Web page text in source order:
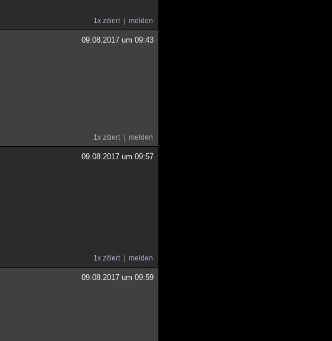
1x zitiert melden
09.08.2017 um 09:43
1x zitiert melden
09.08.2017 um 09:57
1x zitiert melden
09.08.2017 um 09:59